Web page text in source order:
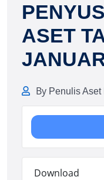
ASET
By Penulis Aset
Download